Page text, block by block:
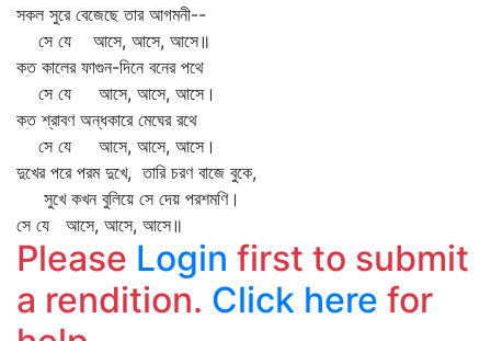
সকল সুরে বেজেছে তার আগমনী--
সে যে আসে, আসে, আসে॥
কত কালের ফাগুন-দিনে বনের পথে
সে যে আসে, আসে, আসে।
কত শ্রাবণ অন্ধকারে মেঘের রথে
সে যে আসে, আসে, আসে।
দুখের পরে পরম দুখে, তারি চরণ বাজে বুকে,
সুখে কখন বুলিয়ে সে দেয় পরশমণি।
সে যে আসে, আসে, আসে॥
Please Login first to submit
a rendition. Click here for